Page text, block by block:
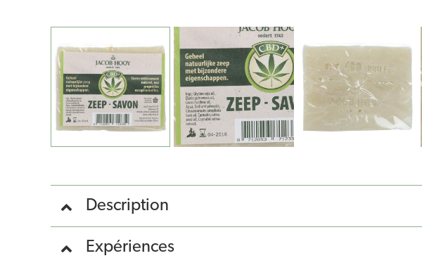
Description
Expériences